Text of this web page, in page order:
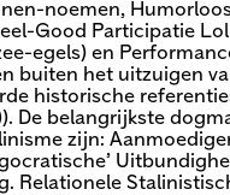
noemen,
Good Participatie
egels) en
buiten het uitzuigen
historische
De belangrijkste
zijn:
Relationele